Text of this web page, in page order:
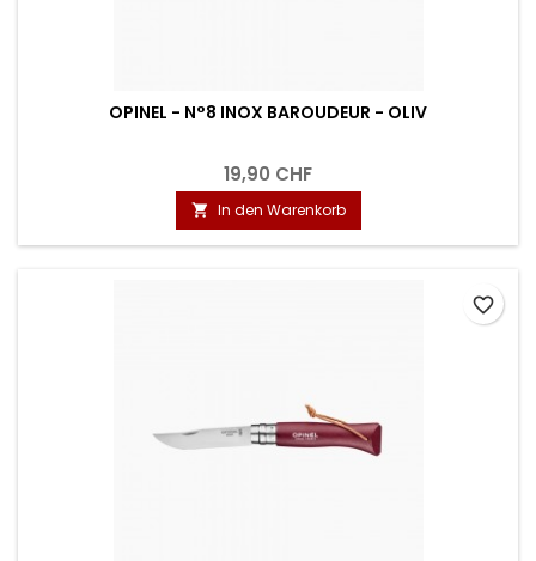
OPINEL - N°8 INOX BAROUDEUR - OLIV
19,90 CHF
 In den Warenkorb
favorite_border